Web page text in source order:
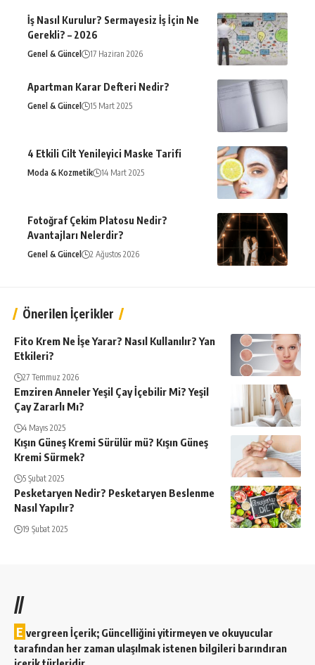
İş Nasıl Kurulur? Sermayesiz İş İçin Ne
Gerekli? – 2026
Genel & Güncel 17 Haziran 2026
Apartman Karar Defteri Nedir?
Genel & Güncel 15 Mart 2025
4 Etkili Cilt Yenileyici Maske Tarifi
Moda & Kozmetik 14 Mart 2025
Fotoğraf Çekim Platosu Nedir?
Avantajları Nelerdir?
Genel & Güncel 2 Ağustos 2026
Önerilen İçerikler
Fito Krem Ne İşe Yarar? Nasıl Kullanılır? Yan
Etkileri?
27 Temmuz 2026
Emziren Anneler Yeşil Çay İçebilir Mi? Yeşil
Çay Zararlı Mı?
4 Mayıs 2025
Kışın Güneş Kremi Sürülür mü? Kışın Güneş
Kremi Sürmek?
5 Şubat 2025
Pesketaryen Nedir? Pesketaryen Beslenme
Nasıl Yapılır?
19 Şubat 2025
//
E vergreen İçerik; Güncelliğini yitirmeyen ve okuyucular
tarafından her zaman ulaşılmak istenen bilgileri barındıran